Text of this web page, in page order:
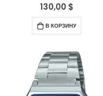
0out of 5
130,00 $
В КОРЗИНУ